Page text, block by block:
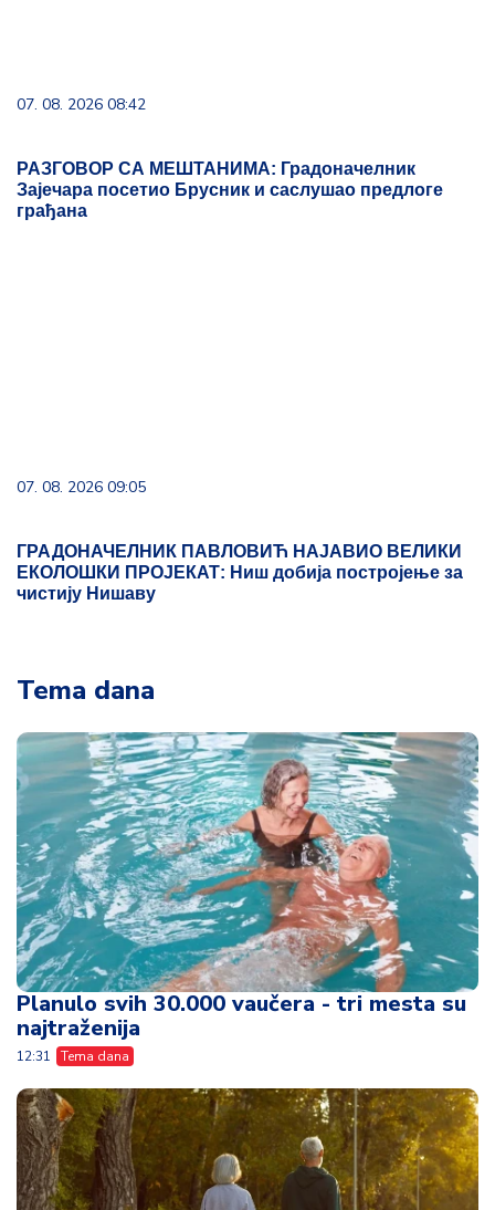
07. 08. 2026 08:42
РАЗГОВОР СА МЕШТАНИМА: Градоначелник
Зајечара посетио Брусник и саслушао предлоге
грађана
07. 08. 2026 09:05
ГРАДОНАЧЕЛНИК ПАВЛОВИЋ НАЈАВИО ВЕЛИКИ
ЕКОЛОШКИ ПРОЈЕКАТ: Ниш добија постројење за
чистију Нишаву
Tema dana
Planulo svih 30.000 vaučera - tri mesta su
najtraženija
12:31 Tema dana